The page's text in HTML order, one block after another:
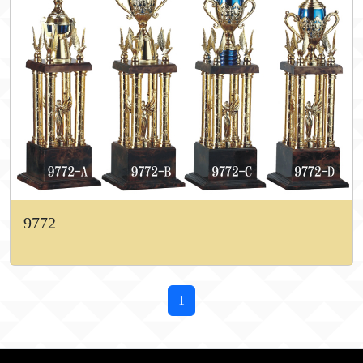
9772
1